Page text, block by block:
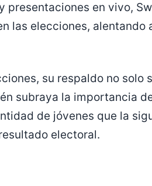
presentaciones en vivo,
las elecciones, alentando
su respaldo no solo
subraya la importancia
de jóvenes que la
electoral.